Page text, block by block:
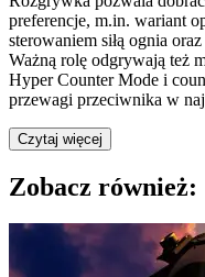
preferencje, m.in. wariant
sterowaniem siłą ognia
Ważną rolę odgrywają też
Hyper Counter Mode i
przewagi przeciwnika w
Czytaj więcej
Zobacz również: